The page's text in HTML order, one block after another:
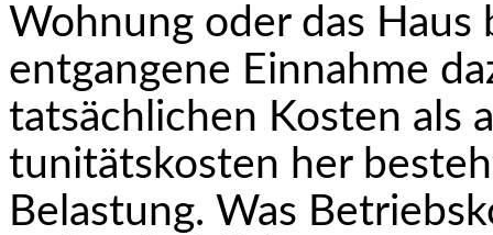
Wohnung oder das
entgangene Einnahme
tatsächlichen Kosten als
tunitätskosten her
Belastung. Was